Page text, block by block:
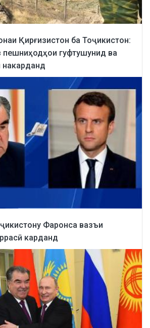
Қирғизистон ба Тоҷикистон:
пешниҳодҳои гуфтушунид ва
накарданд
Фаронса вазъи
карданд